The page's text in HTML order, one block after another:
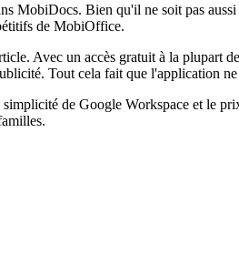
MobiDocs. Bien qu'il ne soit pas
de MobiOffice.
Avec un accès gratuit à la plupart
Tout cela fait que l'application
de Google Workspace et le